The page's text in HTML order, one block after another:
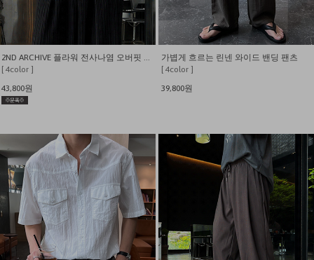
2ND ARCHIVE 플라워 전사나염 오버핏 반팔티
[ 4color ]
43,800원
가볍게 흐르는 린넨 와이드 밴딩 팬츠
[ 4color ]
39,800원